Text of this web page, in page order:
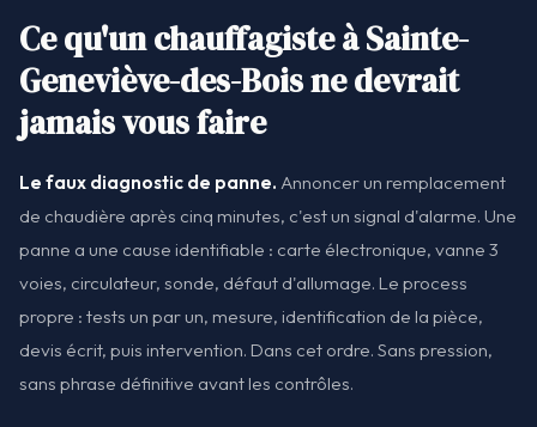
Ce qu'un chauffagiste à Sainte-
Geneviève-des-Bois ne devrait
jamais vous faire
Le faux diagnostic de panne. Annoncer un remplacement
de chaudière après cinq minutes, c'est un signal d'alarme. Une
panne a une cause identifiable : carte électronique, vanne 3
voies, circulateur, sonde, défaut d'allumage. Le process
propre : tests un par un, mesure, identification de la pièce,
devis écrit, puis intervention. Dans cet ordre. Sans pression,
sans phrase définitive avant les contrôles.